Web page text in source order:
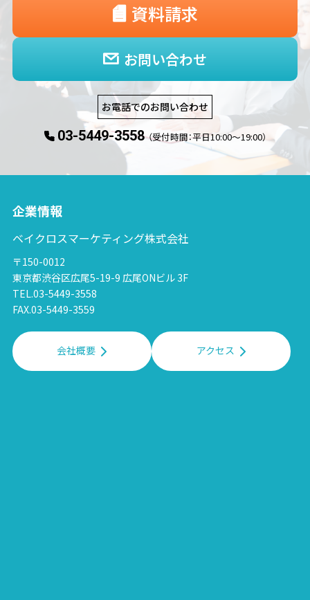
お問い合わせ
資料請求
お電話でのお問い合わせ
03-5449-3558 （受付時間：平日10:00〜19:00）
企業情報
ベイクロスマーケティング株式会社
〒150-0012
東京都渋谷区広尾5-19-9 広尾ONビル 3F
TEL.03-5449-3558
FAX.03-5449-3559
会社概要 アクセス